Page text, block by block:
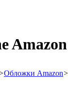
Обложки Amazon>